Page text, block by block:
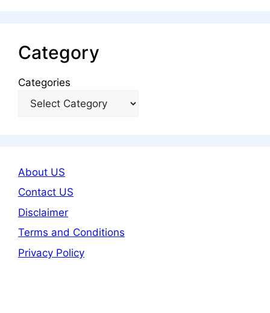
Category
Categories
About US
Contact US
Disclaimer
Terms and Conditions
Privacy Policy